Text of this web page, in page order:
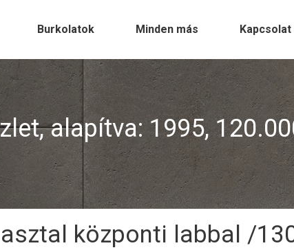
Burkolatok Minden más Kapcsolat
alapítva: 1995,
központi labbal /